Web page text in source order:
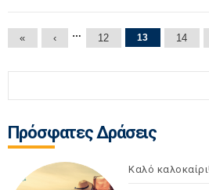
Σελίδες
« ‹ … 12 13 14
Πρόσφατες Δράσεις
Καλό